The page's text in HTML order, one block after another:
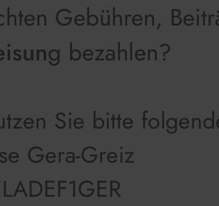
Gebühren,
g bezahlen?
Sie bitte
Gera-Greiz